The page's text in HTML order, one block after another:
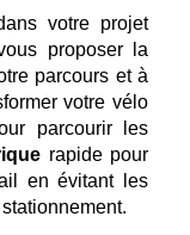
votre projet
proposer la
parcours et à
votre vélo
parcourir les
rapide pour
en évitant les